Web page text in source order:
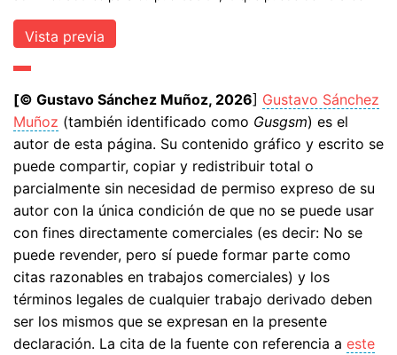
[© Gustavo Sánchez Muñoz, 2026] Gustavo Sánchez
Muñoz (también identificado como Gusgsm) es el
autor de esta página. Su contenido gráfico y escrito se
puede compartir, copiar y redistribuir total o
parcialmente sin necesidad de permiso expreso de su
autor con la única condición de que no se puede usar
con fines directamente comerciales (es decir: No se
puede revender, pero sí puede formar parte como
citas razonables en trabajos comerciales) y los
términos legales de cualquier trabajo derivado deben
ser los mismos que se expresan en la presente
declaración. La cita de la fuente con referencia a este